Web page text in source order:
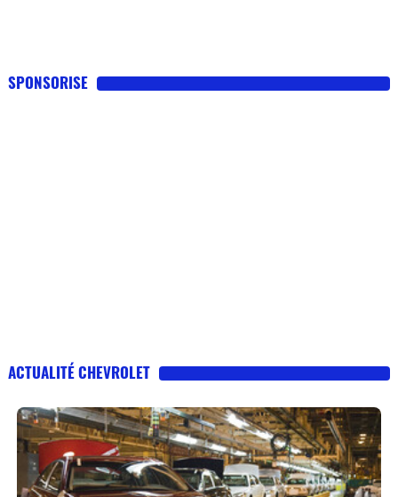
SPONSORISE
ACTUALITÉ CHEVROLET